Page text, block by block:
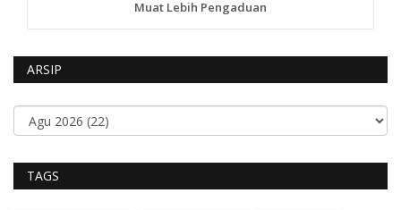
Muat Lebih Pengaduan
ARSIP
TAGS